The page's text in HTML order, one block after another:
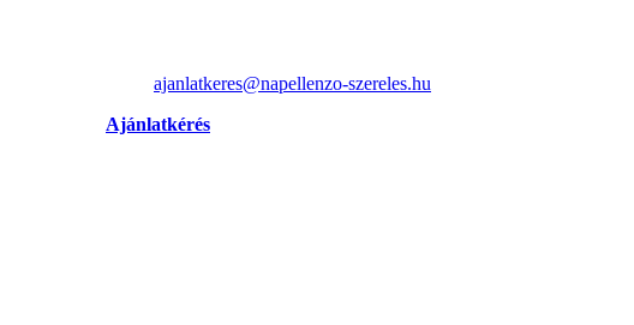
ajanlatkeres@napellenzo-szereles.hu
Ajánlatkérés